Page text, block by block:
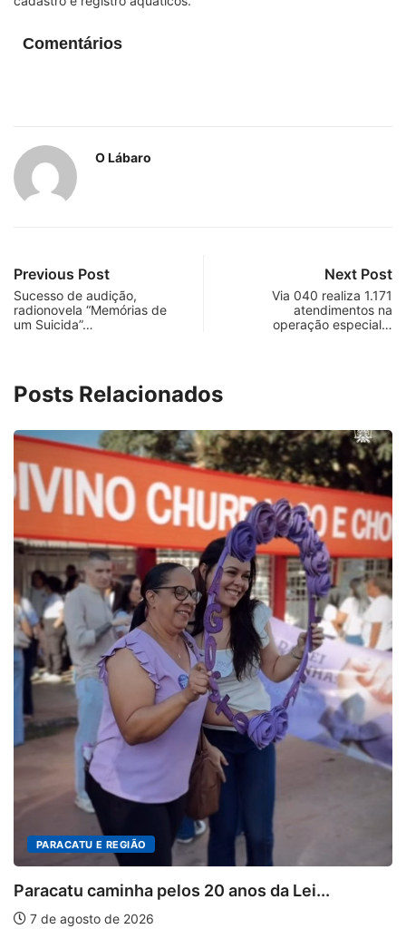
Comentários
O Lábaro
Previous Post
Sucesso de audição,
radionovela “Memórias de
um Suicida”…
Next Post
Via 040 realiza 1.171
atendimentos na
operação especial…
Posts Relacionados
PARACATU E REGIÃO
Projeto CUTUCAR abre nova edição
7 de agosto de 2026